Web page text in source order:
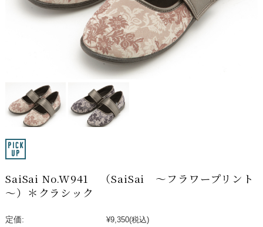
SaiSai No.W941 （SaiSai ～フラワープリント
～）＊クラシック
定価: ¥9,350(税込)